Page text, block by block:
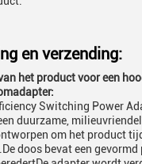
en verzending:
het product voor een
Switching Power
duurzame,
om het product
doos bevat een